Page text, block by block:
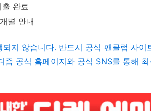
완료
별 안내
지 않습니다. 반드시 공식 팬클럽 사이
즘 공식 홈페이지와 공식 SNS를 통해